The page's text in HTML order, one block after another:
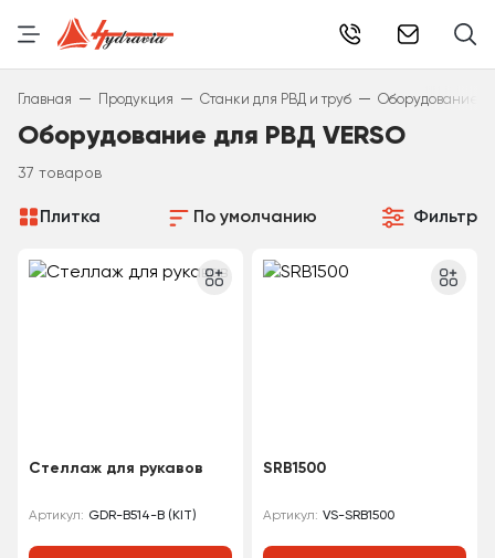
Главная — Продукция — Станки для РВД и труб — Оборудование
Оборудование для РВД VERSO
37 товаров
Плитка По умолчанию Фильтр
Стеллаж для рукавов
Артикул: GDR-B514-B (KIT)
SRB1500
Артикул: VS-SRB1500